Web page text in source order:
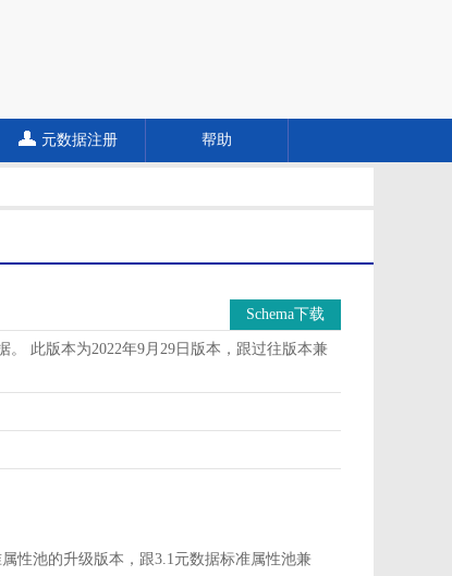
元数据注册 帮助
Schema下载
此版本为2022年9月29日版本，跟过往版本兼
属性池的升级版本，跟3.1元数据标准属性池兼